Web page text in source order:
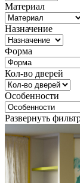
Материал
Назначение
Форма
Кол-во дверей
Особенности
Развернуть